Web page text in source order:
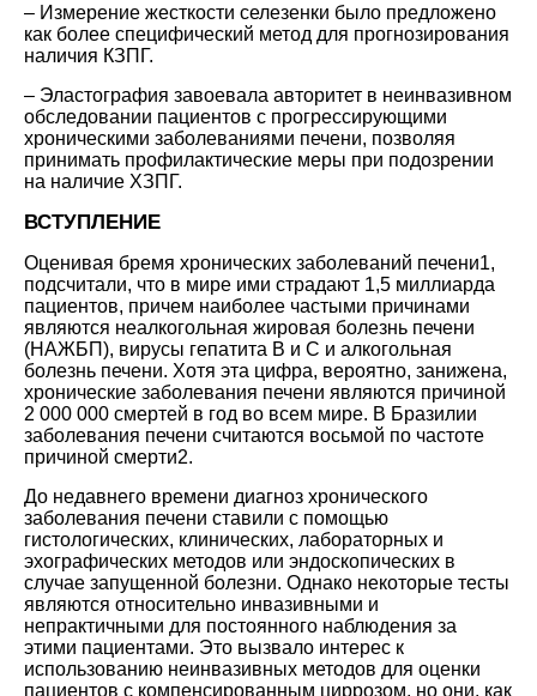
– Измерение жесткости селезенки было предложено
как более специфический метод для прогнозирования
наличия КЗПГ.
– Эластография завоевала авторитет в неинвазивном
обследовании пациентов с прогрессирующими
хроническими заболеваниями печени, позволяя
принимать профилактические меры при подозрении
на наличие ХЗПГ.
ВСТУПЛЕНИЕ
Оценивая бремя хронических заболеваний печени1,
подсчитали, что в мире ими страдают 1,5 миллиарда
пациентов, причем наиболее частыми причинами
являются неалкогольная жировая болезнь печени
(НАЖБП), вирусы гепатита В и С и алкогольная
болезнь печени. Хотя эта цифра, вероятно, занижена,
хронические заболевания печени являются причиной
2 000 000 смертей в год во всем мире. В Бразилии
заболевания печени считаются восьмой по частоте
причиной смерти2.
До недавнего времени диагноз хронического
заболевания печени ставили с помощью
гистологических, клинических, лабораторных и
эхографических методов или эндоскопических в
случае запущенной болезни. Однако некоторые тесты
являются относительно инвазивными и
непрактичными для постоянного наблюдения за
этими пациентами. Это вызвало интерес к
использованию неинвазивных методов для оценки
пациентов с компенсированным циррозом, но они, как